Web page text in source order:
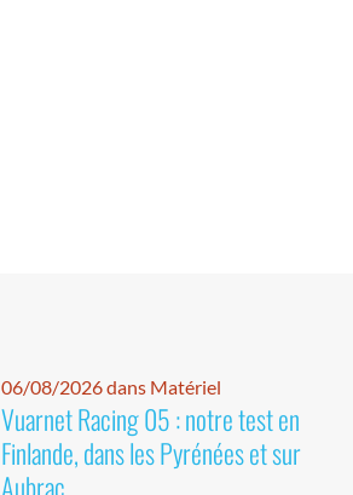
06/08/2026 dans Matériel
Vuarnet Racing 05 : notre test en
Finlande, dans les Pyrénées et sur
Aubrac